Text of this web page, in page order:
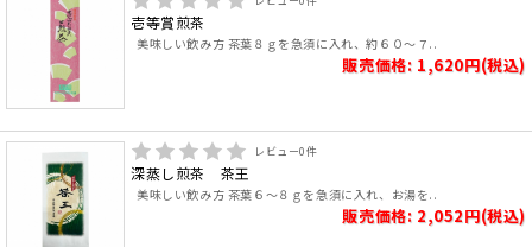
壱等賞煎茶
美味しい飲み方 茶葉８ｇを急須に入れ、約６０～７..
販売価格: 1,620円(税込)
レビュー0件
深蒸し煎茶 茶王
美味しい飲み方 茶葉６～８ｇを急須に入れ、お湯を..
販売価格: 2,052円(税込)